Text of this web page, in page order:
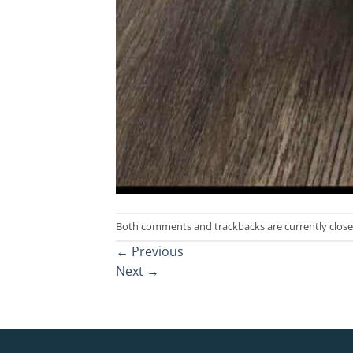
Both comments and trackbacks are currently
← Previous
Next →